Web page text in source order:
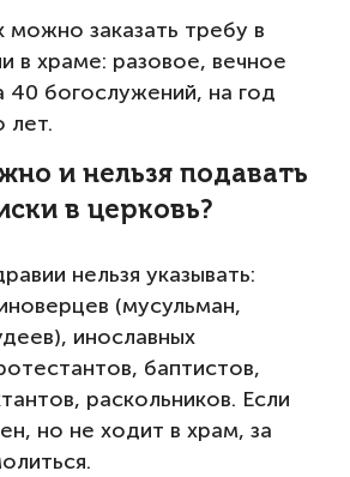
можно заказать требу в
в храме: разовое, вечное
40 богослужений, на год
лет.
и нельзя подавать
в церковь?
нельзя указывать:
(мусульман,
инославных
баптистов,
раскольников. Если
но не ходит в храм, за